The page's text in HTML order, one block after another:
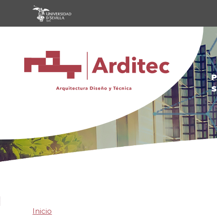
Pasar al contenido principal
Inicio